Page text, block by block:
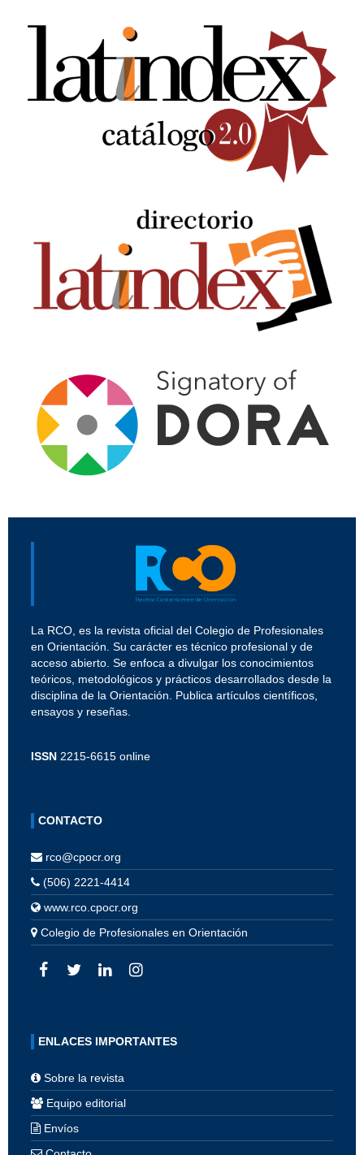
La RCO, es la revista oficial del Colegio de Profesionales
en Orientación. Su carácter es técnico profesional y de
acceso abierto. Se enfoca a divulgar los conocimientos
teóricos, metodológicos y prácticos desarrollados desde la
disciplina de la Orientación. Publica artículos científicos,
ensayos y reseñas.
ISSN 2215-6615 online
CONTACTO
rco@cpocr.org
(506) 2221-4414
www.rco.cpocr.org
Colegio de Profesionales en Orientación
ENLACES IMPORTANTES
Sobre la revista
Equipo editorial
Envíos